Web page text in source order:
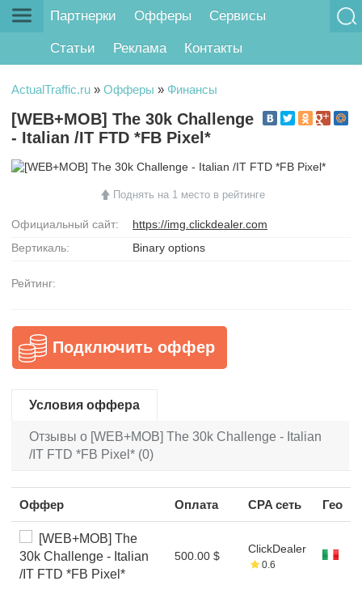
Партнерки Офферы Сервисы
Статьи Реклама Контакты
ActualTraffic.ru » Офферы » Финансы
[WEB+MOB] The 30k Challenge
- Italian /IT FTD *FB Pixel*
Поднять на 1 место в рейтинге
Официальный сайт:
https://img.clickdealer.com
Вертикаль:
Binary options
Рейтинг:
Подключить оффер
Условия оффера
Отзывы о [WEB+MOB] The 30k Challenge - Italian
/IT FTD *FB Pixel* (0)
Оффер Оплата CPA сеть Гео
[WEB+MOB] The
30k Challenge - Italian
/IT FTD *FB Pixel*
500.00 $
ClickDealer
0.6